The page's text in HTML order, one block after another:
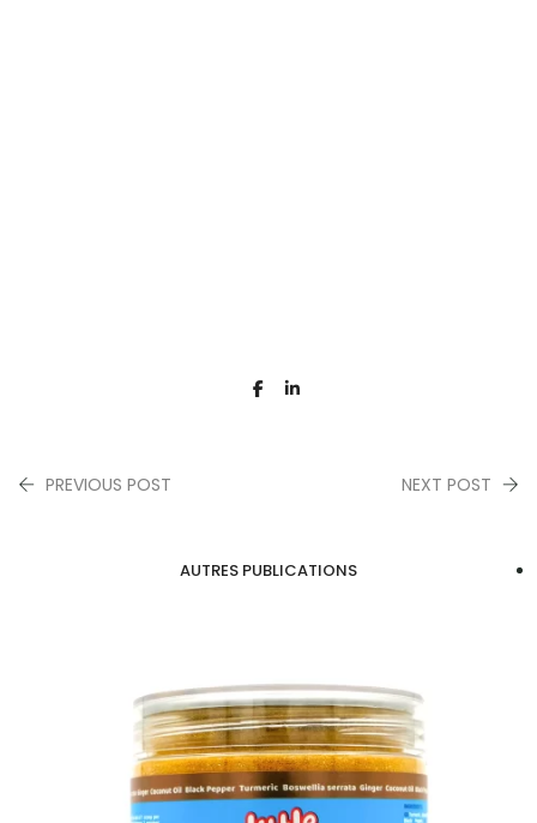
PREVIOUS POST NEXT POST
AUTRES PUBLICATIONS